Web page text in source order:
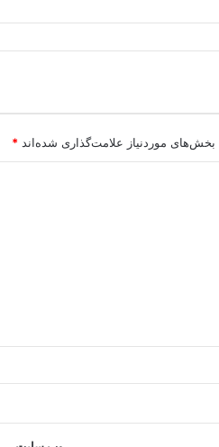
بخش‌های موردنیاز علامت‌گذاری شده‌اند *